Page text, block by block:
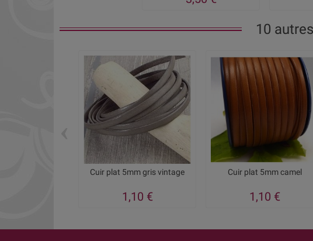
10
Cuir plat 5mm gris vintage
1,10 €
Cuir plat 5mm camel
1,10 €